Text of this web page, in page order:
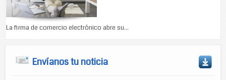
La firma de comercio electrónico abre su...
Envíanos tu noticia